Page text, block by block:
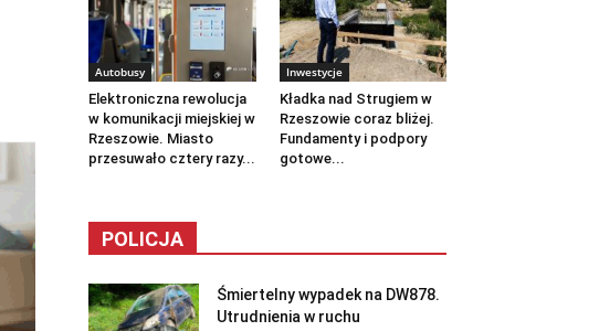
Autobusy
Elektroniczna rewolucja
w komunikacji miejskiej w
Rzeszowie. Miasto
przesuwało cztery razy...
Inwestycje
Kładka nad Strugiem w
Rzeszowie coraz bliżej.
Fundamenty i podpory
gotowe...
POLICJA
Śmiertelny wypadek na DW878.
Utrudnienia w ruchu